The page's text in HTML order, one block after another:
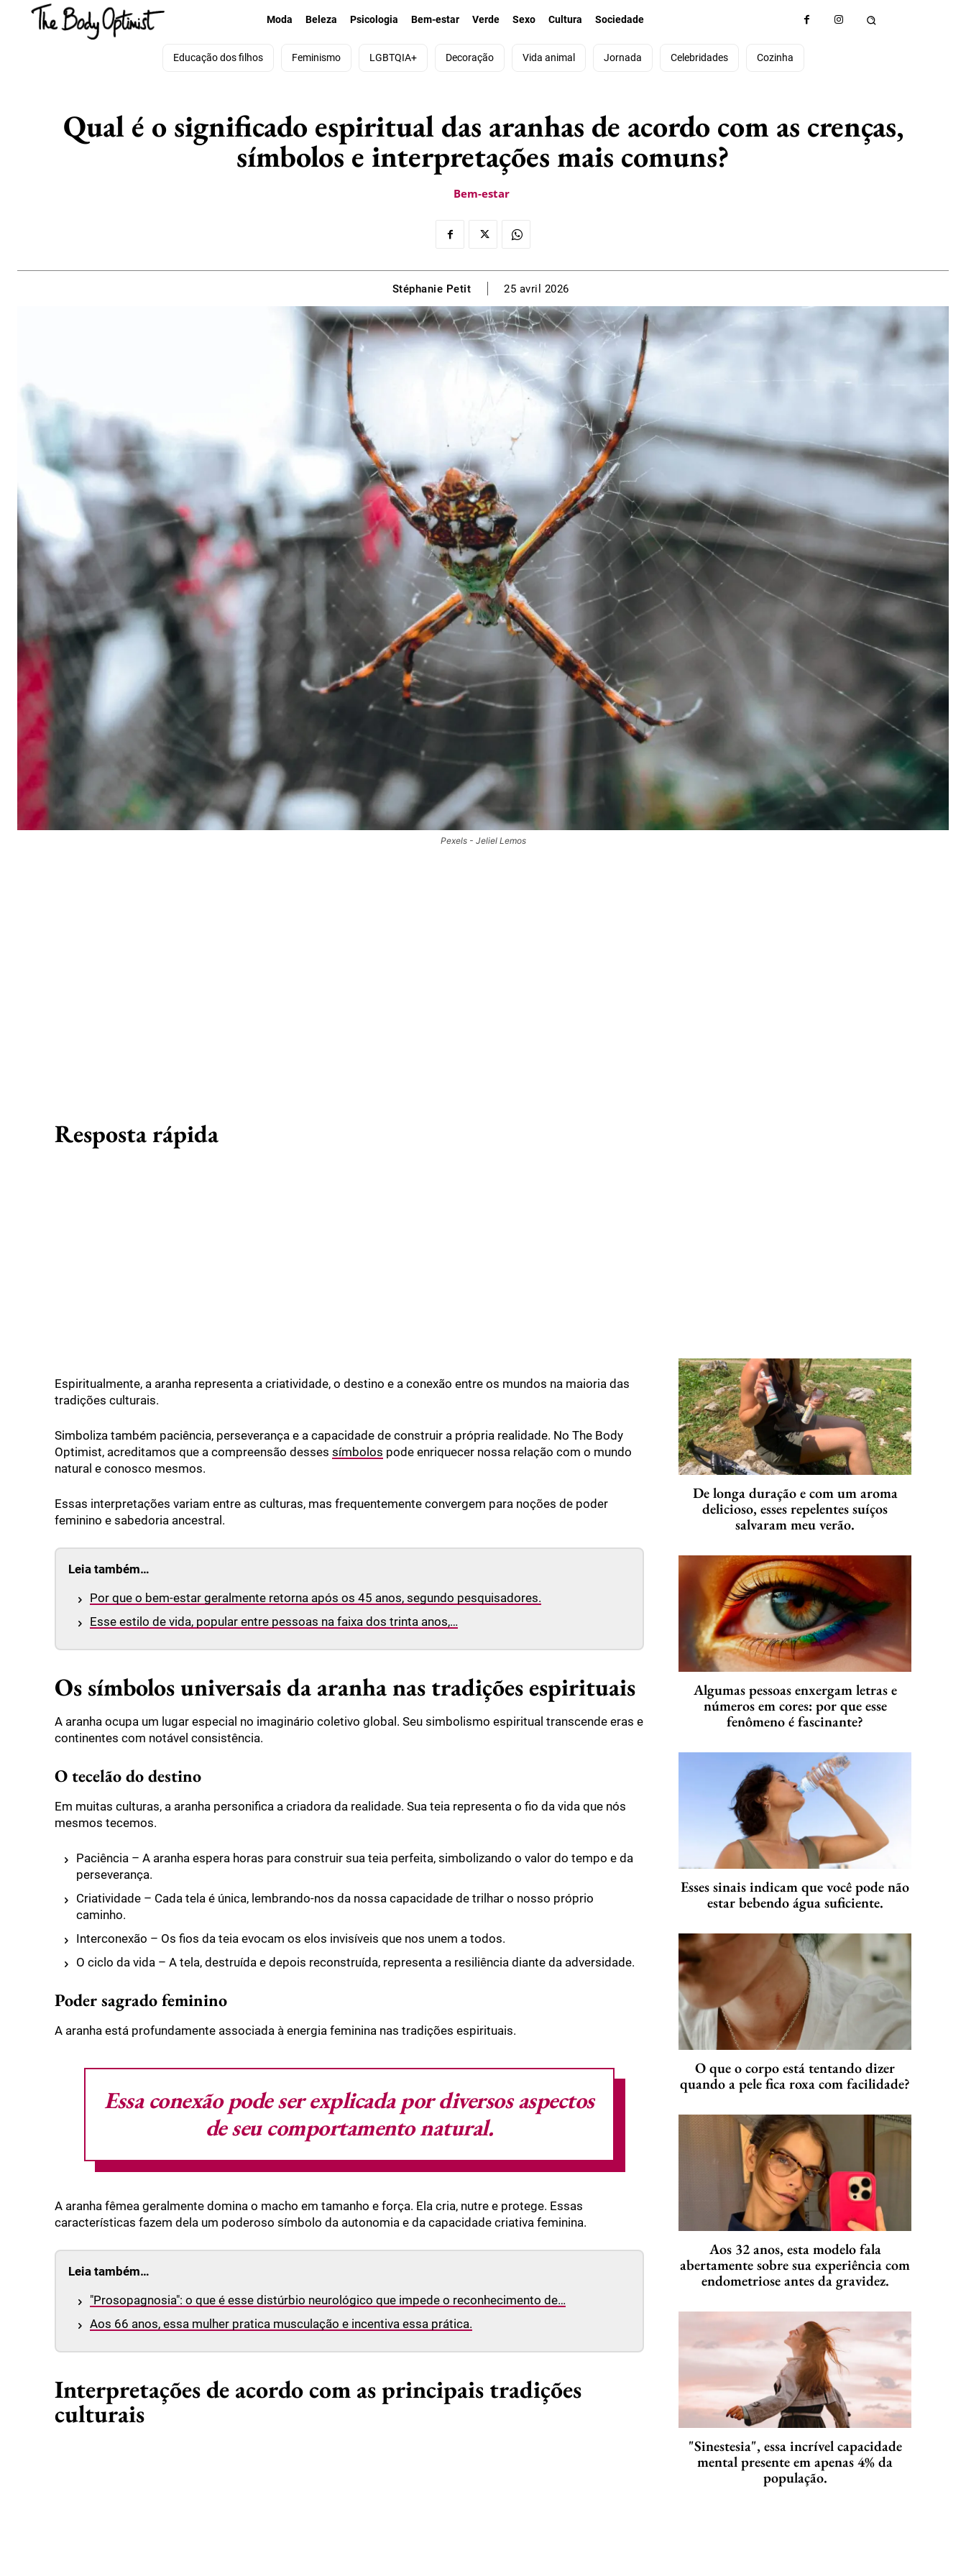
Moda Beleza Psicologia Bem-estar Verde Sexo Cultura Sociedade
Educação dos filhos Feminismo LGBTQIA+ Decoração Vida animal Jornada Celebridades Cozinha
Qual é o significado espiritual das aranhas de acordo com as crenças,
símbolos e interpretações mais comuns?
Bem-estar
Stéphanie Petit 25 avril 2026
Pexels - Jeliel Lemos
Resposta rápida
Espiritualmente, a aranha representa a criatividade, o destino e a conexão entre os mundos na maioria das
tradições culturais.
Simboliza também paciência, perseverança e a capacidade de construir a própria realidade. No The Body
Optimist, acreditamos que a compreensão desses símbolos pode enriquecer nossa relação com o mundo
natural e conosco mesmos.
Essas interpretações variam entre as culturas, mas frequentemente convergem para noções de poder
feminino e sabedoria ancestral.
Leia também…
Por que o bem-estar geralmente retorna após os 45 anos, segundo pesquisadores.
Esse estilo de vida, popular entre pessoas na faixa dos trinta anos,…
Os símbolos universais da aranha nas tradições espirituais
A aranha ocupa um lugar especial no imaginário coletivo global. Seu simbolismo espiritual transcende eras e
continentes com notável consistência.
O tecelão do destino
Em muitas culturas, a aranha personifica a criadora da realidade. Sua teia representa o fio da vida que nós
mesmos tecemos.
Paciência – A aranha espera horas para construir sua teia perfeita, simbolizando o valor do tempo e da
perseverança.
Criatividade – Cada tela é única, lembrando-nos da nossa capacidade de trilhar o nosso próprio
caminho.
Interconexão – Os fios da teia evocam os elos invisíveis que nos unem a todos.
O ciclo da vida – A tela, destruída e depois reconstruída, representa a resiliência diante da adversidade.
Poder sagrado feminino
A aranha está profundamente associada à energia feminina nas tradições espirituais.
Essa conexão pode ser explicada por diversos aspectos
de seu comportamento natural.
A aranha fêmea geralmente domina o macho em tamanho e força. Ela cria, nutre e protege. Essas
características fazem dela um poderoso símbolo da autonomia e da capacidade criativa feminina.
Leia também…
"Prosopagnosia": o que é esse distúrbio neurológico que impede o reconhecimento de…
Aos 66 anos, essa mulher pratica musculação e incentiva essa prática.
Interpretações de acordo com as principais tradições
culturais
De longa duração e com um aroma
delicioso, esses repelentes suíços
salvaram meu verão.
Algumas pessoas enxergam letras e
números em cores: por que esse
fenômeno é fascinante?
Esses sinais indicam que você pode não
estar bebendo água suficiente.
O que o corpo está tentando dizer
quando a pele fica roxa com facilidade?
Aos 32 anos, esta modelo fala
abertamente sobre sua experiência com
endometriose antes da gravidez.
"Sinestesia", essa incrível capacidade
mental presente em apenas 4% da
população.